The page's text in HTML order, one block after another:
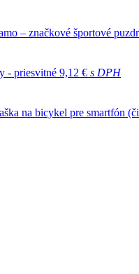
– značkové športové
- priesvitné 9,12 € s DPH
na bicykel pre smartfón